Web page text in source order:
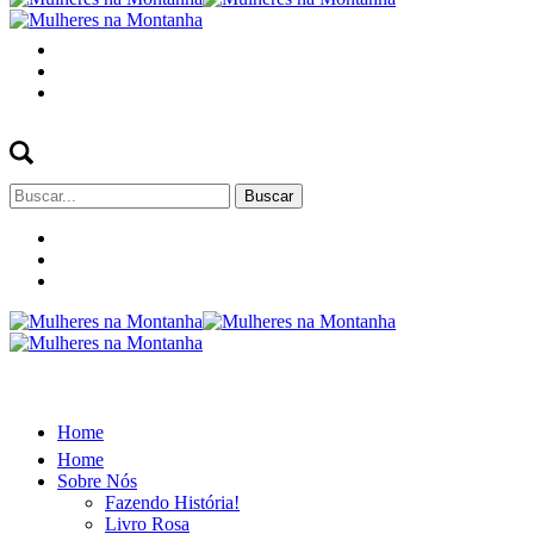
Buscar
por:
Home
Home
Sobre Nós
Fazendo História!
Livro Rosa